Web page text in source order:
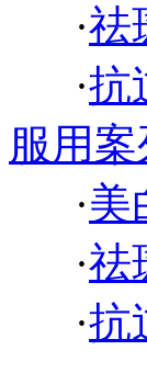
·祛
·抗
服用案
·美
·祛
·抗